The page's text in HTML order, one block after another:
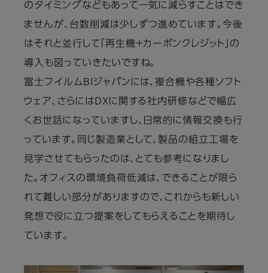
のタイミングなどもあって一気に減らすことはでき
ませんが、台数削減は少しずつ進めています。今後
はそれと並行して「再生機＋カーボンクレジット」の
導入も図っていきたいですね。
富士フイルムBIジャパンには、複合機や各種ソフト
ウェア、さらにはDXに関する社内研修などで幅広
くお世話になっていますし、日常的に情報交換も行
っています。同じ製造業として、製品の組立工場を
見学させてもらったのは、とても参考になりまし
た。オフィスの環境負荷低減は、できることが限ら
れて難しい部分がありますので、これからも新しい
発想で役に立つ提案をしてもらえることを期待し
ています。